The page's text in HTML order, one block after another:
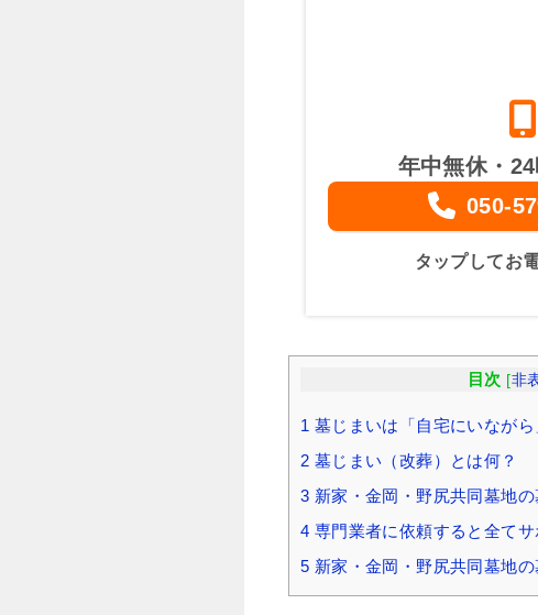
年中無休・
050-
タップしてお
目次 [非
1 墓じまいは「自宅にいながら
2 墓じまい（改葬）とは何？
3 新家・金岡・野尻共同墓地
4 専門業者に依頼すると全て
5 新家・金岡・野尻共同墓地